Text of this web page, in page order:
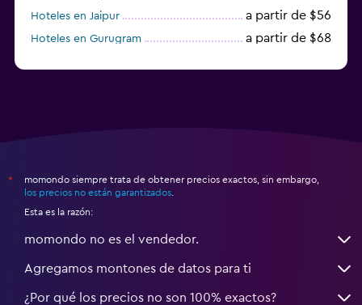
Hoteles en Jaipur
a partir de $56
Hoteles en Gurugram a partir de $68
*
momondo siempre trata de obtener precios exactos, sin embargo,
los precios no están garantizados
Esta es la razón:
momondo no es el vendedor.
Agregamos montones de datos para ti
¿Por qué los precios no son 100% exactos?